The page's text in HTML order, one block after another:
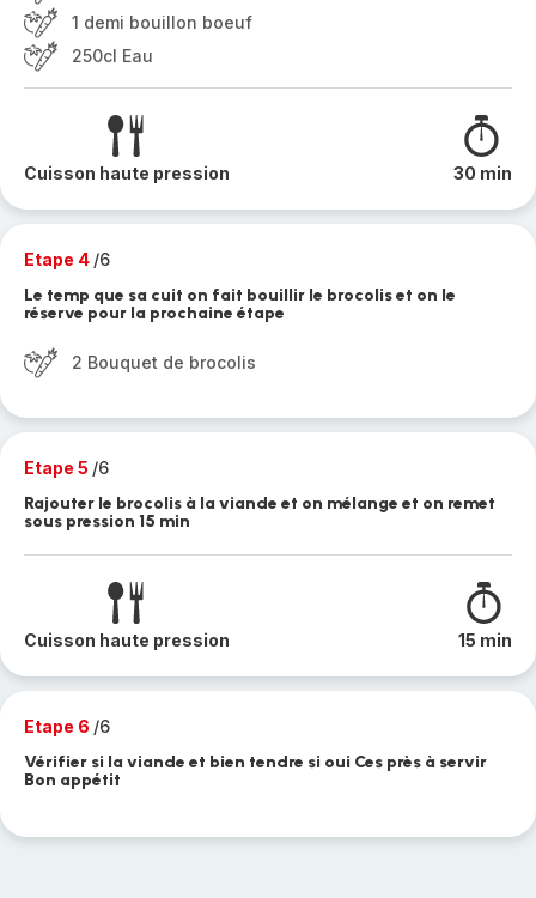
1 demi bouillon boeuf
250cl Eau
Cuisson haute pression 30 min
Etape 4 /6
Le temp que sa cuit on fait bouillir le brocolis et on le
réserve pour la prochaine étape
2 Bouquet de brocolis
Etape 5 /6
Rajouter le brocolis à la viande et on mélange et on remet
sous pression 15 min
Cuisson haute pression 15 min
Etape 6 /6
Vérifier si la viande et bien tendre si oui Ces près à servir
Bon appétit